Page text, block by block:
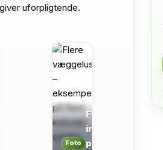
uforpligtende.
tæt
Foto
Flere
individer
på